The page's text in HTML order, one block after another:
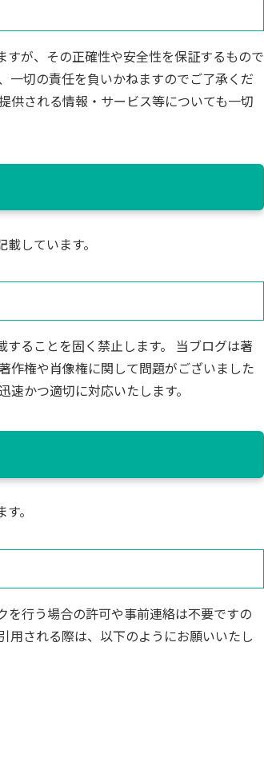
が、その正確性や安全性を保証するもので
一切の責任を負いかねますのでご了承くだ
供される情報・サービス等についても一切
しています。
ることを固く禁止します。 当ブログは著
作権や肖像権に関して問題がございました
かつ適切に対応いたします。
。
を行う場合の許可や事前連絡は不要ですの
用される際は、以下のようにお願いいたし